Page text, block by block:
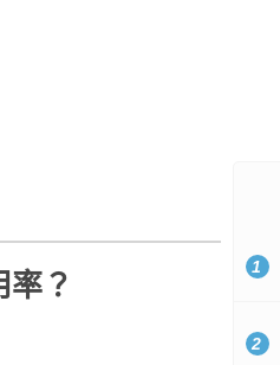
？
1
2